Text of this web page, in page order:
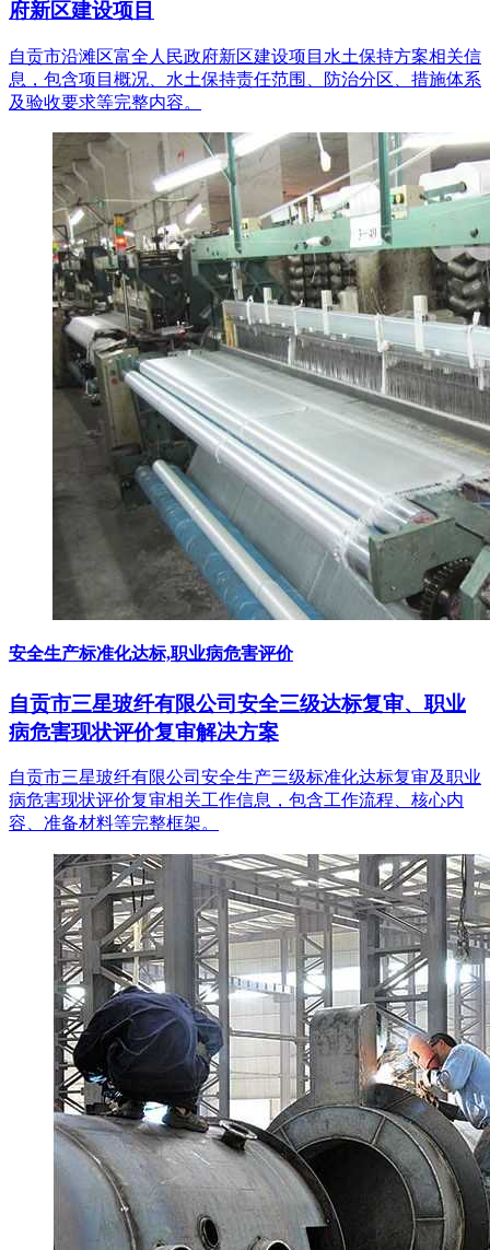
府新区建设项目
自贡市沿滩区富全人民政府新区建设项目水土保持方案相关信
息，包含项目概况、水土保持责任范围、防治分区、措施体系
及验收要求等完整内容。
安全生产标准化达标,职业病危害评价
自贡市三星玻纤有限公司安全三级达标复审、职业
病危害现状评价复审解决方案
自贡市三星玻纤有限公司安全生产三级标准化达标复审及职业
病危害现状评价复审相关工作信息，包含工作流程、核心内
容、准备材料等完整框架。